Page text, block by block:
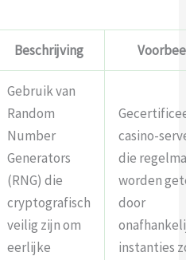
Beschrijving
Gebruik van
Random
Number
Generators
(RNG) die
cryptografisch
veilig zijn om
eerlijke
casino-
die
worden
door
instanties